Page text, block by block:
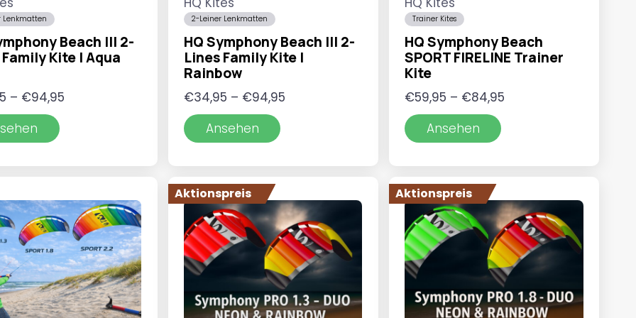
Lenkmatten
Beach III 2-
Kite | Aqua
– €94,95Preisspanne:
2-Leiner Lenkmatten
HQ Symphony Beach III 2-
Lines Family Kite |
Rainbow
€34,95 – €94,95
Ansehen
Trainer Kites
HQ Symphony Beach
SPORT FIRELINE Trainer
Kite
€59,95 – €84,95
Ansehen
Aktionspreis Aktionspreis